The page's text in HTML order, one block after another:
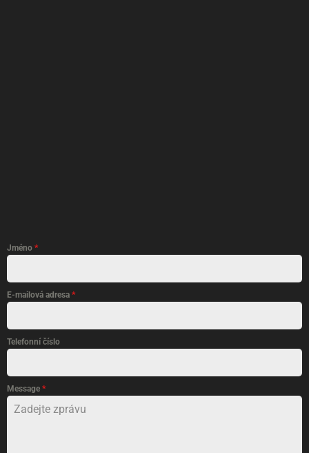
Jméno *
E-mailová adresa *
Telefonní číslo
Message *